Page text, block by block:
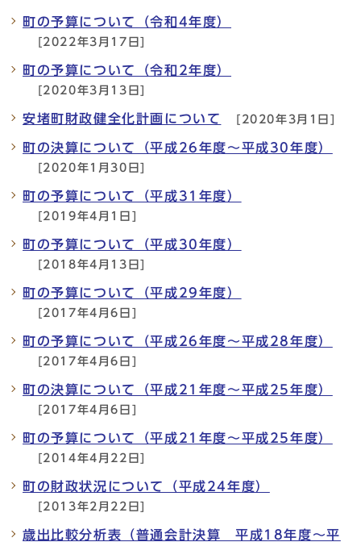
町の予算について（令和4年度）
[2022年3月17日]
町の予算について（令和2年度）
[2020年3月13日]
安堵町財政健全化計画について [2020年3月1日]
町の決算について（平成26年度～平成30年度）
[2020年1月30日]
町の予算について（平成31年度）
[2019年4月1日]
町の予算について（平成30年度）
[2018年4月13日]
町の予算について（平成29年度）
[2017年4月6日]
町の予算について（平成26年度～平成28年度）
[2017年4月6日]
町の決算について（平成21年度～平成25年度）
[2017年4月6日]
町の予算について（平成21年度～平成25年度）
[2014年4月22日]
町の財政状況について（平成24年度）
[2013年2月22日]
歳出比較分析表（普通会計決算 平成18年度～平